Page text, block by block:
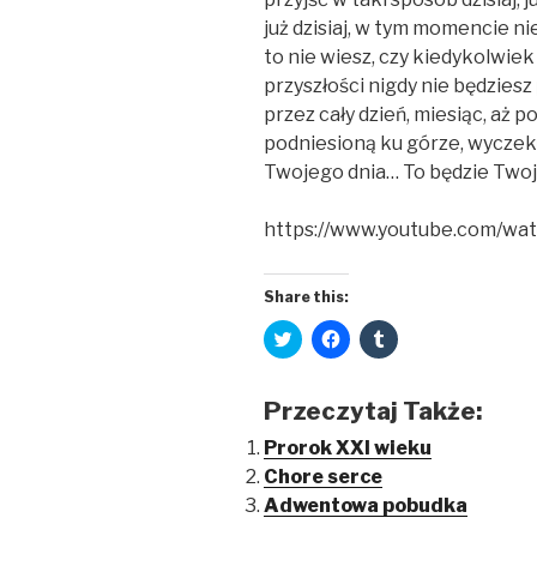
już dzisiaj, w tym momencie
to nie wiesz, czy
przyszłości nigdy nie
przez cały dzień, miesiąc, aż
podniesioną ku górze,
Twojego dnia… To będzie
https://www.youtube.com/
Share this:
C
l
t
s
h
a
r
e
o
C
l
t
s
h
a
r
e
o
C
l
k
t
o
s
h
e
o
Przeczytaj Także:
Prorok XXI wieku
Chore serce
Adwentowa pobudka